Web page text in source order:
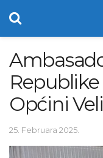
Općini
25. Februara 2025.